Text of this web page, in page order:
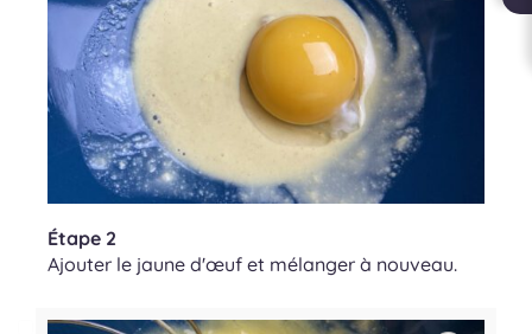
Étape 2
Ajouter le jaune d'œuf et mélanger à nouveau.